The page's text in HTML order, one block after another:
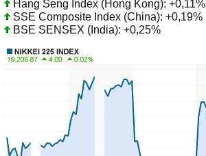
Hang Seng Index (Hong Kong): +0,11%
SSE Composite Index (China): +0,19%
BSE SENSEX (India): +0,25%